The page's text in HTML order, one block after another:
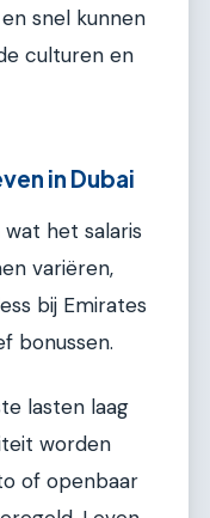
snel kunnen
culturen en
in Dubai
het salaris
variëren,
bij Emirates
bonussen.
lasten laag
worden
of openbaar